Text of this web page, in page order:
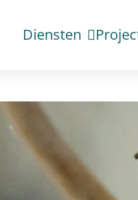
Diensten